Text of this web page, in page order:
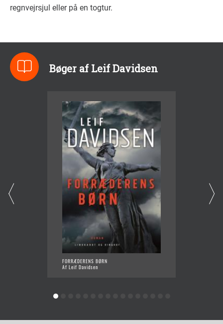
regnvejrsjul eller på en togtur.
Bøger af Leif Davidsen
FORRÆDERENS BØRN
Af Leif Davidsen